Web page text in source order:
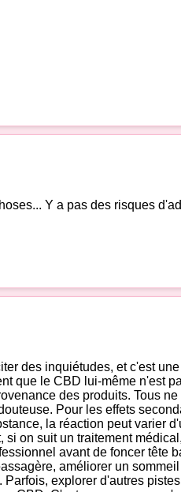
Y a pas des risques
des inquiétudes, et c'est
que le CBD lui-même n'est
des produits. Tous
Pour les effets
la réaction peut varier
on suit un traitement
avant de foncer tête
améliorer un
explorer d'autres